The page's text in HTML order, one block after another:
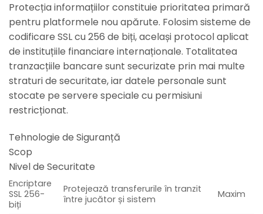
Protecția informațiilor constituie prioritatea primară
pentru platformele nou apărute. Folosim sisteme de
codificare SSL cu 256 de biți, același protocol aplicat
de instituțiile financiare internaționale. Totalitatea
tranzacțiile bancare sunt securizate prin mai multe
straturi de securitate, iar datele personale sunt
stocate pe servere speciale cu permisiuni
restricționat.
Tehnologie de Siguranță
Scop
Nivel de Securitate
Encriptare
SSL 256-
biți
Protejează transferurile în tranzit
între jucător și sistem
Maxim